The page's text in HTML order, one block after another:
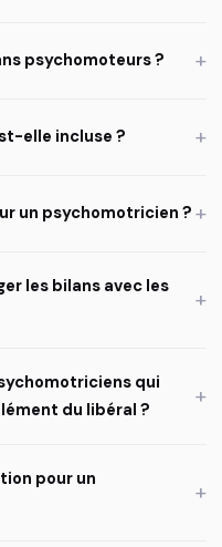
psychomoteurs ? +
elle incluse ? +
un psychomotricien ? +
les bilans avec les
+
qui
du libéral ?
+
pour un
+